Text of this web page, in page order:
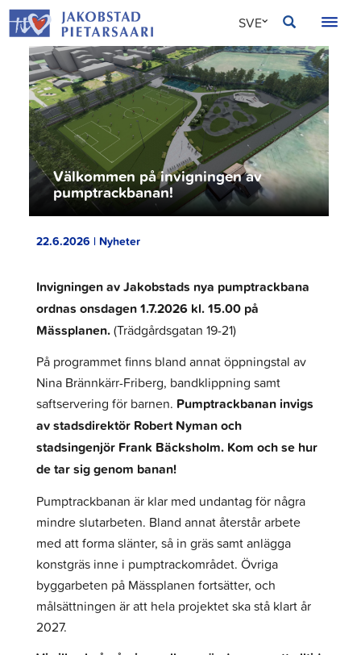
Hoppa
till
innehållet
SVE
FIN
ENG
Välkommen på invigningen av
pumptrackbanan!
22.6.2026 | Nyheter
Invigningen av Jakobstads nya pumptrackbana
ordnas onsdagen 1.7.2026 kl. 15.00 på
Mässplanen.(Trädgårdsgatan 19-21)
På programmet finns bland annat öppningstal av
Nina Brännkärr-Friberg, bandklippning samt
saftservering för barnen. Pumptrackbanan invigs
av stadsdirektör Robert Nyman och
stadsingenjör Frank Bäcksholm. Kom och se hur
de tar sig genom banan!
Pumptrackbanan är klar med undantag för några
mindre slutarbeten. Bland annat återstår arbete
med att forma slänter, så in gräs samt anlägga
konstgräs inne i pumptrackområdet. Övriga
byggarbeten på Mässplanen fortsätter, och
målsättningen är att hela projektet ska stå klart år
2027.